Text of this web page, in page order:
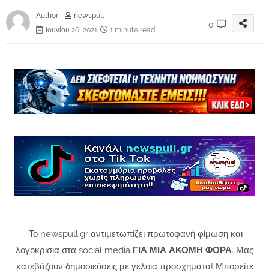
Author -
newspull
Ιουνίου 26, 2021
1 minute read
0
Το newspull.gr αντιμετωπίζει πρωτοφανή φίμωση και
λογοκρισία στα social media ΓΙΑ ΜΙΑ ΑΚΟΜΗ ΦΟΡΑ. Μας
κατεβάζουν δημοσιεύσεις με γελοία προσχήματα! Μπορείτε